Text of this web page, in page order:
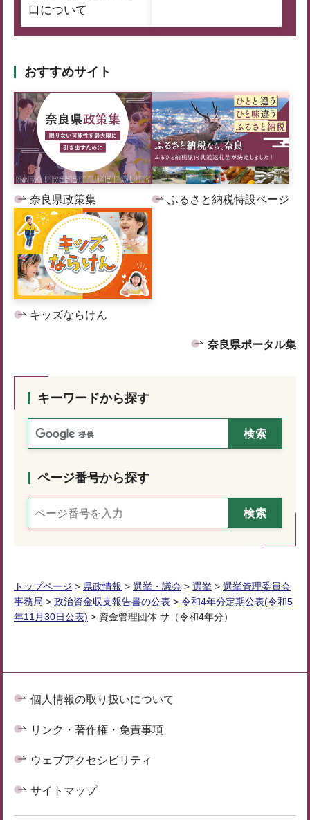
口について
おすすめサイト
奈良県政策集 ふるさと納税特設ページ
キッズならけん
奈良県ポータル集
キーワードから探す
ページ番号から探す
トップページ > 県政情報 > 選挙・議会 > 選挙 > 選挙管理委員会
事務局 > 政治資金収支報告書の公表 > 令和4年分定期公表(令和5
年11月30日公表) > 資金管理団体 サ（令和4年分）
個人情報の取り扱いについて
リンク・著作権・免責事項
ウェブアクセシビリティ
サイトマップ